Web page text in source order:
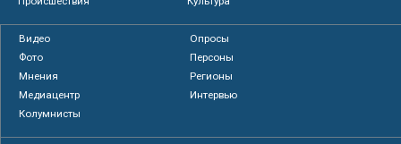
Видео
Опросы
Фото
Персоны
Мнения
Регионы
Медиацентр
Интервью
Колумнисты